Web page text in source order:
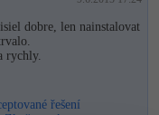
dobre, len nainstalovat
rychly.
řešení